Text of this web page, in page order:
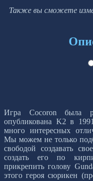
Также вы сможете
Игра Cocoron была
опубликована K2 в
много интересных
Мы можем не только
свободой создавать
создать его по
прикрепить голову
этого героя сюрикен